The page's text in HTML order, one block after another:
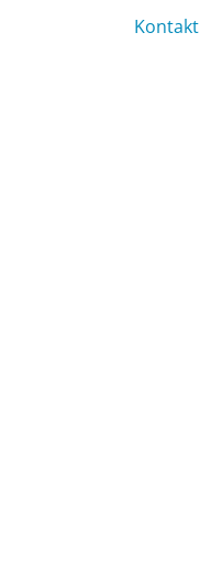
Kontakt